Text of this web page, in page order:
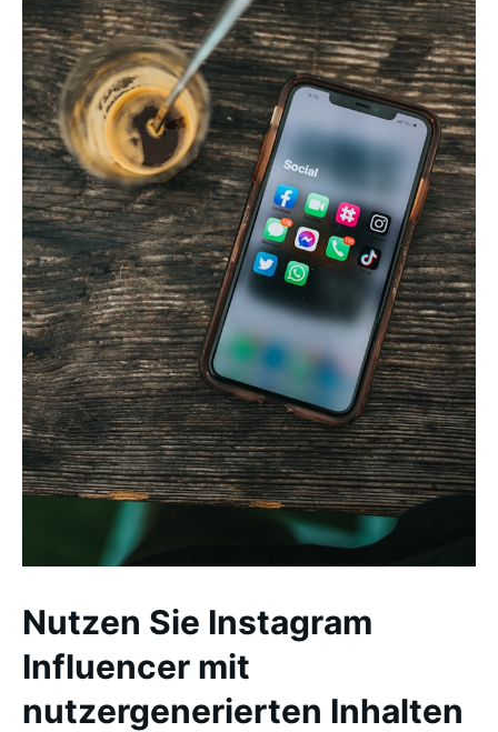
Nutzen Sie Instagram
Influencer mit
nutzergenerierten Inhalten